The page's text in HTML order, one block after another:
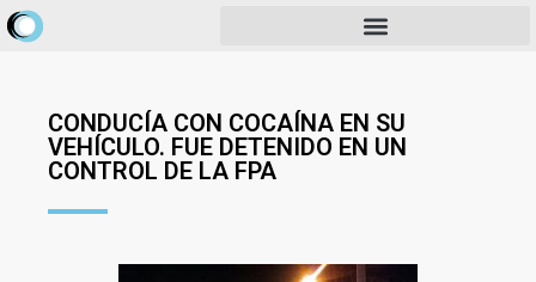
CONDUCÍA CON COCAÍNA EN SU
VEHÍCULO. FUE DETENIDO EN UN
CONTROL DE LA FPA